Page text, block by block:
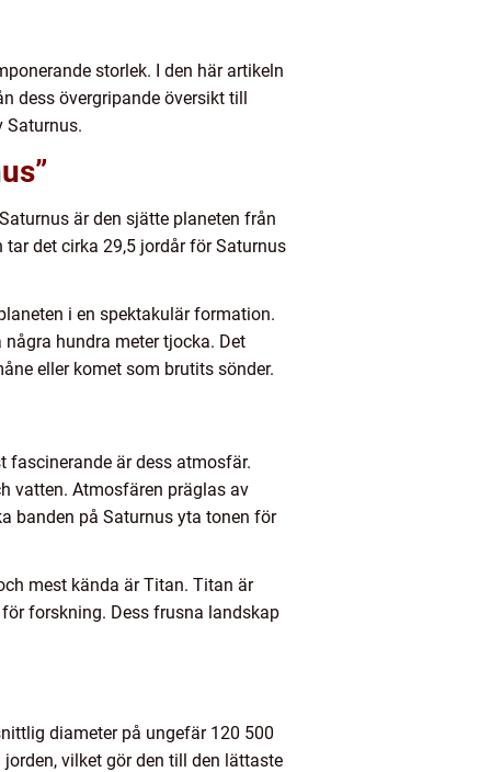
storlek. I den här artikeln
dess övergripande översikt till
Saturnus.
är den sjätte planeten från
det cirka 29,5 jordår för Saturnus
i en spektakulär formation.
hundra meter tjocka. Det
eller komet som brutits sönder.
fascinerande är dess atmosfär.
vatten. Atmosfären präglas av
banden på Saturnus yta tonen för
mest kända är Titan. Titan är
forskning. Dess frusna landskap
diameter på ungefär 120 500
vilket gör den till den lättaste